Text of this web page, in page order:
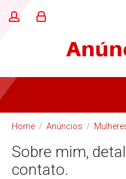
Home / Anúncios /
Sobre mim,
contato.